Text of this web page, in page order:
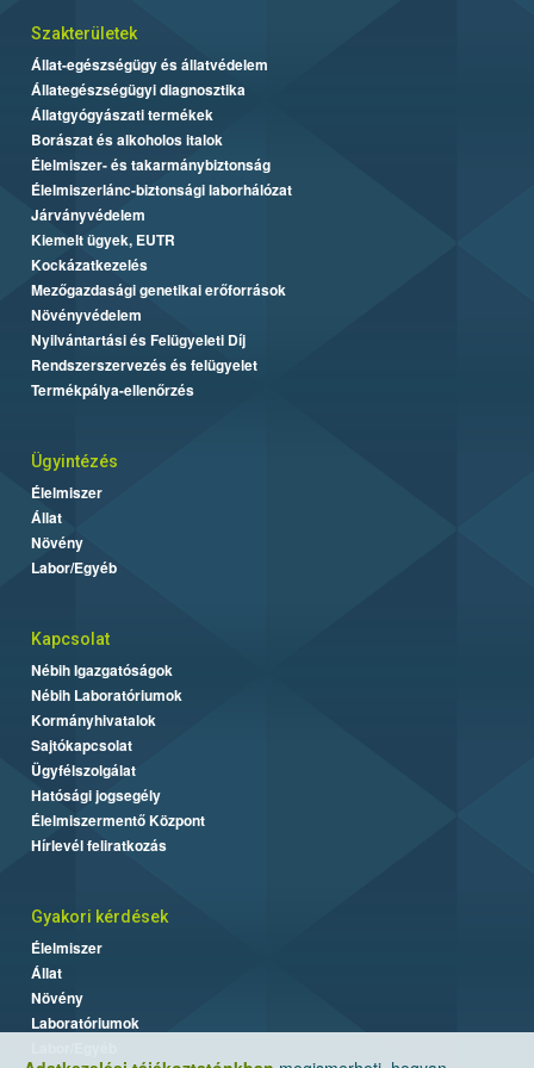
Szakterületek
Állat-egészségügy és állatvédelem
Állategészségügyi diagnosztika
Állatgyógyászati termékek
Borászat és alkoholos italok
Élelmiszer- és takarmánybiztonság
Élelmiszerlánc-biztonsági laborhálózat
Járványvédelem
Kiemelt ügyek, EUTR
Kockázatkezelés
Mezőgazdasági genetikai erőforrások
Növényvédelem
Nyilvántartási és Felügyeleti Díj
Rendszerszervezés és felügyelet
Termékpálya-ellenőrzés
Ügyintézés
Élelmiszer
Állat
Növény
Labor/Egyéb
Kapcsolat
Nébih Igazgatóságok
Nébih Laboratóriumok
Kormányhivatalok
Sajtókapcsolat
Ügyfélszolgálat
Hatósági jogsegély
Élelmiszermentő Központ
Hírlevél feliratkozás
Gyakori kérdések
Élelmiszer
Állat
Növény
Laboratóriumok